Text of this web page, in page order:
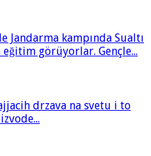
Jandarma kampında Sualtı
görüyorlar. Gençle...
drzava na svetu i to